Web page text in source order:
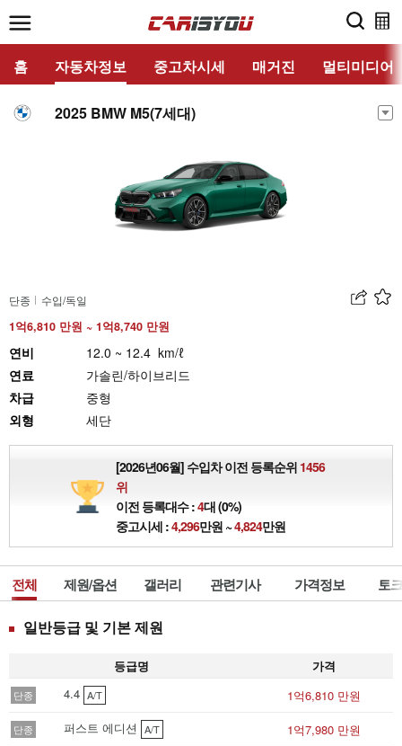
홈 자동차정보 중고차시세 매거진 멀티미디어
2025 BMW M5(7세대)
단종 수입/독일
1억6,810 만원 ~ 1억8,740 만원
연비
12.0 ~ 12.4 km/ℓ
연료
가솔린/하이브리드
차급
중형
외형
세단
[2026년06월] 수입차 이전 등록순위 1456
위
이전 등록대수 :4대 (0%)
중고시세 :4,296만원 ~4,824만원
전체 제원/옵션 갤러리 관련기사 가격정보 토
일반등급 및 기본 제원
등급명 가격
단종 4.4 A/T 1억6,810 만원
단종 퍼스트 에디션 A/T 1억7,980 만원